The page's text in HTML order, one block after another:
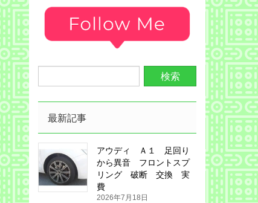
最新記事
アウディ Ａ１ 足回り
から異音 フロントスプ
リング 破断 交換 実
費
2026年7月18日